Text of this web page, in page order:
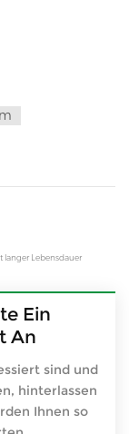
langer Lebensdauer
Ein
An
sind und
hinterlassen
Ihnen so